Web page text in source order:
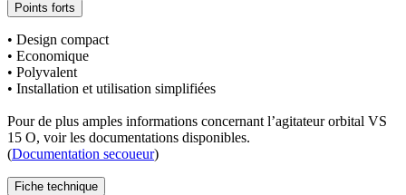
Points forts
• Design compact
• Economique
• Polyvalent
• Installation et utilisation simplifiées
Pour de plus amples informations concernant l’agitateur orbital VS
15 O, voir les documentations disponibles.
(Documentation secoueur)
Fiche technique